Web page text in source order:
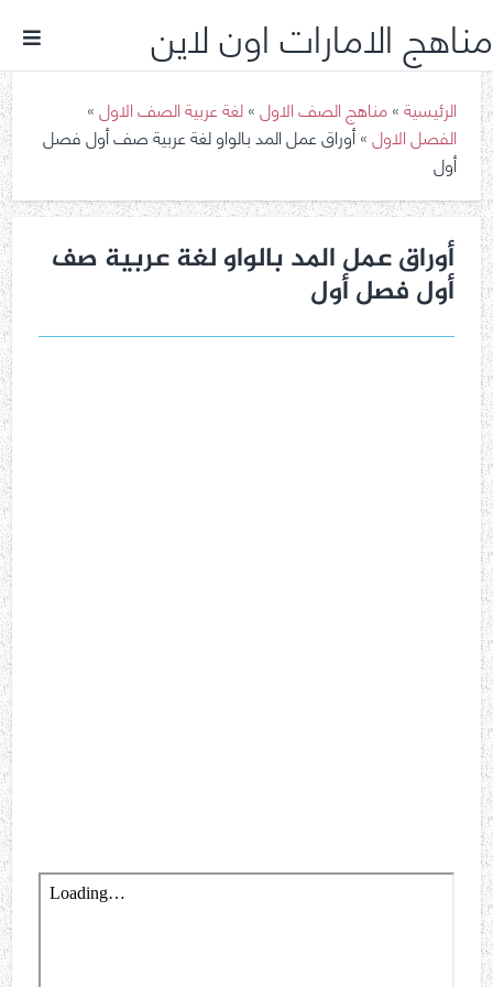
مناهج الامارات اون لاين
الرئيسية»مناهج الصف الاول»لغة عربية الصف الاول»
الفصل الاول»أوراق عمل المد بالواو لغة عربية صف أول فصل
أول
أوراق عمل المد بالواو لغة عربية صف
أول فصل أول